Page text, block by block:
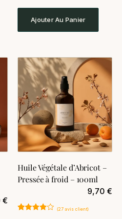
basé sur
notations
clientAjouter Au Panier
€
Huile Végétale d’Abricot –
Pressée à froid – 100ml
9,70 €
(27avis client)